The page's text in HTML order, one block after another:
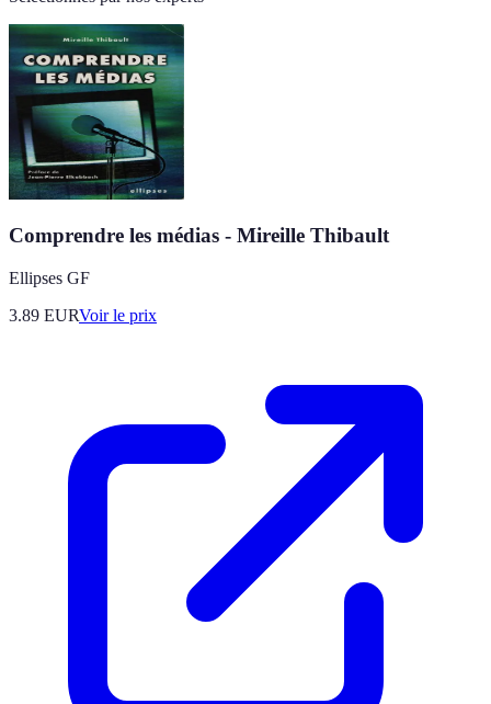
Comprendre les médias - Mireille Thibault
Ellipses GF
3.89 EURVoir le prix